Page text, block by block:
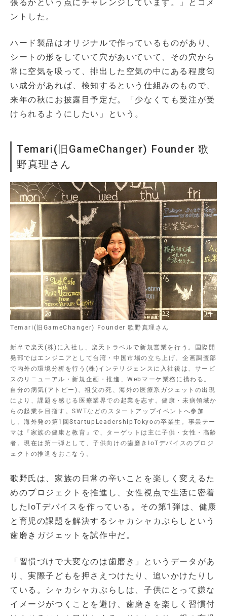
張るかという点にチャレンジしています。」とコメ
ントした。
ハード製品はオリジナルで作っているものがあり、
シートの形をしていて穴があいていて、その穴から
常に空気を吸って、排出した空気の中にある程度匂
い成分があれば、検知するという仕組みのもので、
来年の秋にお披露目予定だ。「少なくても受注が受
けられるようにしたい」という。
Temari(旧GameChanger) Founder 歌
野真理さん
Temari(旧GameChanger) Founder 歌野真理さん
新卒で楽天(株)に入社し、楽天トラベルで新規営業を行う。国際開
発部ではエンジニアとして台湾・中国市場の立ち上げ、企画調査部
で内外の環境分析を行う(株)インテリジェンスに入社後は、サービ
スのリニューアル・新規企画・推進、Webマーケ業務に携わる。
自分の病気(アトピー)、祖父の死、海外の医療系ガジェットの出現
により、課題を感じる医療業界での起業を志す。健康・未病領域か
らの起業を目指す。SWTなどのスタートアップイベントへ参加
し、海外発の第1回StartupLeadershipTokyoの卒業生。事業テー
マは『家族の健康と教育』で、ターゲットは主に子供・女性・高齢
者。現在は第一弾として、子供向けの歯磨きIoTデバイスのプロジ
ェクトの推進をおこなう。
歌野氏は、家族の日常の辛いことを楽しく変えるた
めのプロジェクトを推進し、女性視点で生活に密着
したIoTデバイスを作っている。その第1弾は、健康
と育児の課題を解決するシャカシャカぶらしという
歯磨きガジェットを試作中だ。
「習慣づけで大変なのは歯磨き」というデータがあ
り、実際子どもを押さえつけたり、追いかけたりし
ている。シャカシャカぶらしは、子供にとって嫌な
イメージがつくことを避け、歯磨きを楽しく習慣付